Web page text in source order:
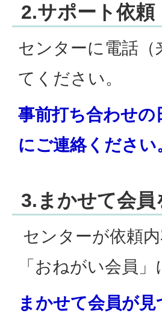
2.サポート依頼
センターに電話（
てください。
事前打ち合わせ
にご連絡ください
3.まかせて会員
センターが依頼
「おねがい会員
まかせて会員が